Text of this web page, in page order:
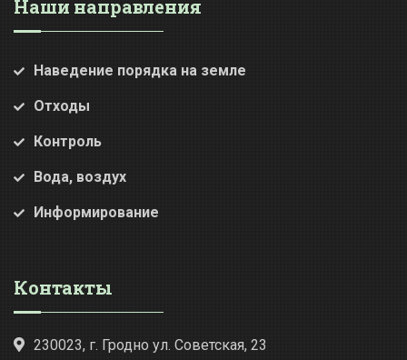
Наши направления
Наведение порядка на земле
Отходы
Контроль
Вода, воздух
Информирование
Контакты
230023, г. Гродно ул. Советская, 23